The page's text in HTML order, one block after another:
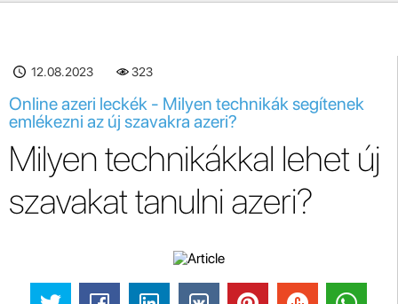
12.08.2023 323
Online azeri leckék - Milyen technikák segítenek
emlékezni az új szavakra azeri?
Milyen technikákkal lehet új
szavakat tanulni azeri?